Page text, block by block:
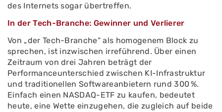
des Internets sogar übertreffen.
In der Tech-Branche: Gewinner und Verlierer
Von „der Tech-Branche“ als homogenem Block zu
sprechen, ist inzwischen irreführend. Über einen
Zeitraum von drei Jahren beträgt der
Performanceunterschied zwischen KI-Infrastruktur
und traditionellen Softwareanbietern rund 300 %.
Einfach einen NASDAQ-ETF zu kaufen, bedeutet
heute, eine Wette einzugehen, die zugleich auf beide